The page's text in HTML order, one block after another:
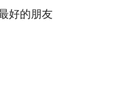
好的朋友